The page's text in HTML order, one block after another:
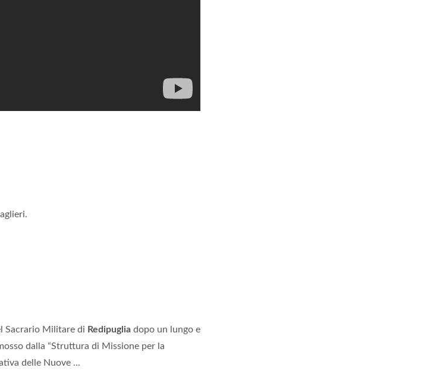
Sacrario Militare di Redipuglia dopo un lungo e
dalla “Struttura di Missione per la
delle Nuove ...